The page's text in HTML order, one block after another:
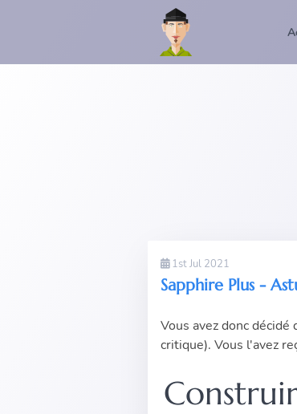
1st Jul 2021
Sapphire Plus -
Vous avez donc
critique). Vous l'avez